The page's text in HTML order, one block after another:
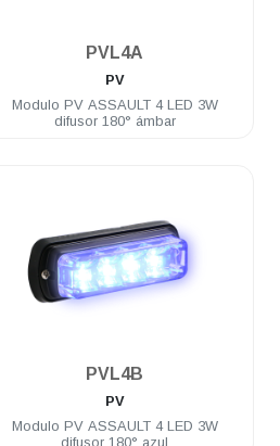
PVL4A
PV
Modulo PV ASSAULT 4 LED 3W
difusor 180° ámbar
PVL4B
PV
Modulo PV ASSAULT 4 LED 3W
difusor 180° azul